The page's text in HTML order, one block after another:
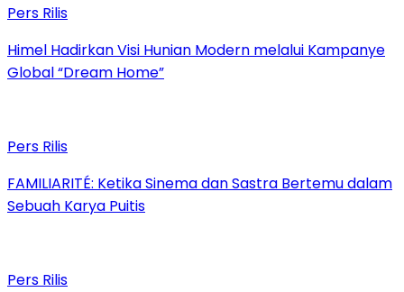
Pers Rilis
Himel Hadirkan Visi Hunian Modern melalui Kampanye
Global “Dream Home”
Pers Rilis
FAMILIARITÉ: Ketika Sinema dan Sastra Bertemu dalam
Sebuah Karya Puitis
Pers Rilis